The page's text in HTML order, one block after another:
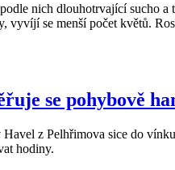
nich dlouhotrvající sucho
vyvíjí se menší počet květů.
se pohybově
z Pelhřimova sice do
hodiny.